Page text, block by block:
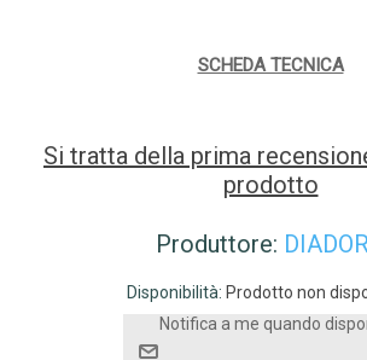
SCHEDA TECNICA
Si tratta della prima
prodotto
Produttore:
Disponibilità: Prodotto non
Notifica a me quando